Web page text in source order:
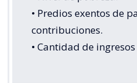
• Predios exentos de
contribuciones.
• Cantidad de